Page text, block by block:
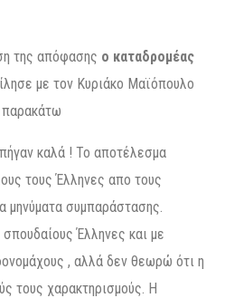
της απόφασης ο καταδρομέας
με τον Κυριάκο Μαϊόπουλο
παρακάτω
καλά ! Το αποτέλεσμα
τους Έλληνες απο τους
μηνύματα συμπαράστασης.
Έλληνες και με
, αλλά δεν θεωρώ ότι η
τους χαρακτηρισμούς. Η